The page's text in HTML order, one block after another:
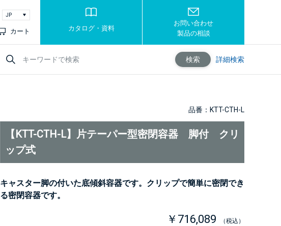
カート カタログ・資料
お問い合わせ
製品の相談
検索 詳細検索
品番：KTT-CTH-L
【KTT-CTH-L】片テーパー型密閉容器 脚付 クリ
ップ式
キャスター脚の付いた底傾斜容器です。クリップで簡単に密閉でき
る密閉容器です。
￥716,089 （税込）